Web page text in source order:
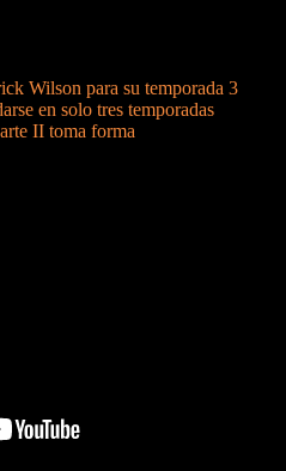
Wilson para su temporada 3
en solo tres temporadas
II toma forma